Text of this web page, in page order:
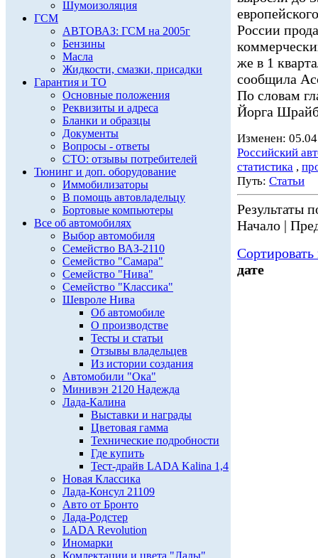
Шумоизоляция
ГСМ
АВТОВАЗ: ГСМ на 2005г
Бензины
Масла
Жидкости, смазки, присадки
Гарантия и ТО
Основные положения
Реквизиты и адреса
Бланки и образцы
Документы
Вопросы - ответы
СТО: отзывы потребителей
Тюнинг и доп. оборудование
Иммобилизаторы
В помощь автовладельцу
Бортовые компьютеры
Все об автомобилях
Выбор автомобиля
Семейство ВАЗ-2110
Семейство "Самара"
Семейство "Нива"
Семейство "Классика"
Шевроле Нива
Об автомобиле
О производстве
Тесты и статьи
Отзывы владельцев
Из истории создания
Автомобили "Ока"
Минивэн 2120 Надежда
Лада-Калина
Выставки и награды
Цветовая гамма
Технические подробности
Где купить
Тест-драйв LADA Kalina 1,4
Новая Классика
Лада-Консул 21109
Авто от Бронто
Лада-Родстер
LADA Revolution
Иномарки
Комлектации и цвета "Лады"
России
же в 1
сообщила
По словам
Йорга
Изменен:
Российский
статистика ,
Путь: Статьи
Результаты
Начало |
дате